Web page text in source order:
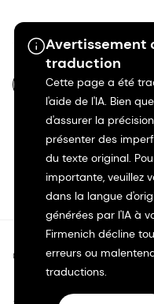
Avertissement
traduction
Cette page a été
l'aide de l'IA. Bien
d'assurer la
présenter des
du texte original.
importante, veuillez
dans la langue
générées par l'IA à
Firmenich décline
erreurs ou
traductions.
FR-FR
©2026 dsm-firmenich.
Avis de confidentialité